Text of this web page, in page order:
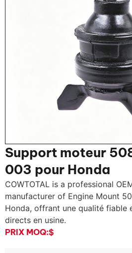
Support moteur
003 pour Honda
COWTOTAL is a professional
manufacturer of Engine Mount
Honda, offrant une qualité fiable
directs en usine.
PRIX ​​MOQ:$